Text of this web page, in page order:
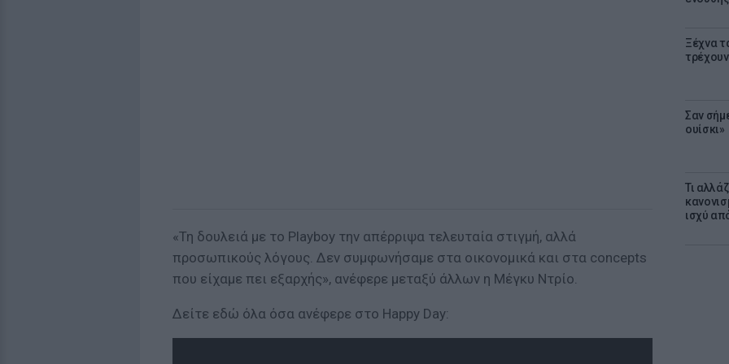
Ξέχνα
Σαν
ουίσκι»
Τι
ισχύ
«Τη δουλειά με το Playboy την απέρριψα τελευταία στιγμή, αλλά
προσωπικούς λόγους. Δεν συμφωνήσαμε στα οικονομικά και στα concepts
που είχαμε πει εξαρχής», ανέφερε μεταξύ άλλων η Μέγκυ Ντρίο.
Δείτε εδώ όλα όσα ανέφερε στο Happy Day: